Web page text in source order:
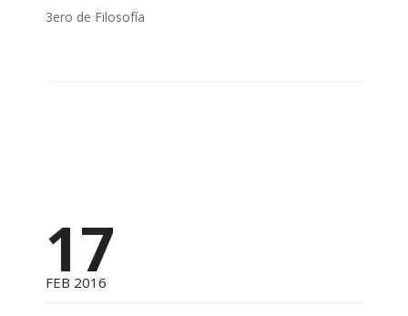
3ero de Filosofía
17
FEB 2016